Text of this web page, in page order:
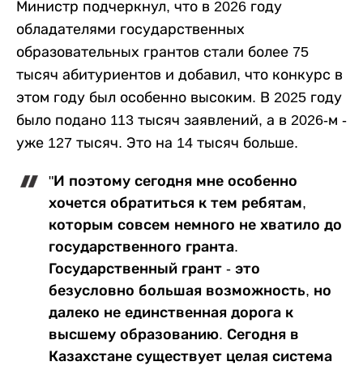
Министр подчеркнул, что в 2026 году
обладателями государственных
образовательных грантов стали более 75
тысяч абитуриентов и добавил, что конкурс в
этом году был особенно высоким. В 2025 году
было подано 113 тысяч заявлений, а в 2026-м -
уже 127 тысяч. Это на 14 тысяч больше.
"И поэтому сегодня мне особенно
хочется обратиться к тем ребятам,
которым совсем немного не хватило до
государственного гранта.
Государственный грант - это
безусловно большая возможность, но
далеко не единственная дорога к
высшему образованию. Сегодня в
Казахстане существует целая система